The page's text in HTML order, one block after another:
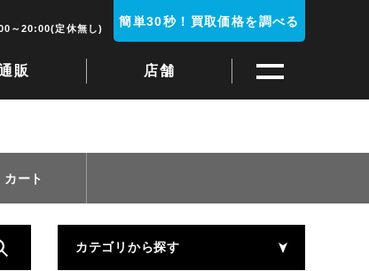
販 店舗
～20:00(定休無し) 簡単30秒！買取価格を調べる
カート
カテゴリから探す